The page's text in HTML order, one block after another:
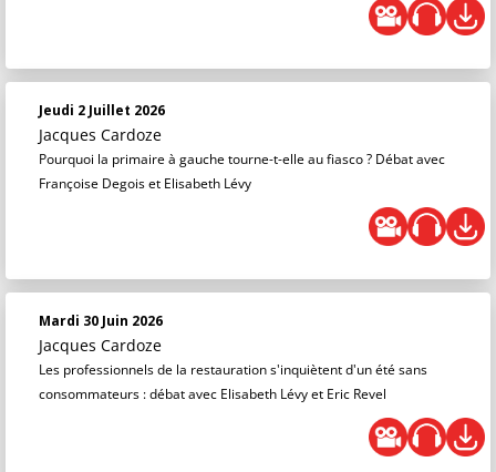
Jeudi 2 Juillet 2026
Jacques Cardoze
Pourquoi la primaire à gauche tourne-t-elle au fiasco ? Débat avec
Françoise Degois et Elisabeth Lévy
Mardi 30 Juin 2026
Jacques Cardoze
Les professionnels de la restauration s'inquiètent d'un été sans
consommateurs : débat avec Elisabeth Lévy et Eric Revel